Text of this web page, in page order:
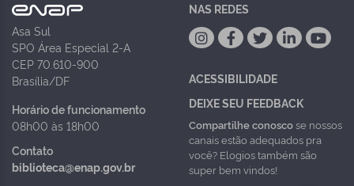
Asa Sul
SPO Área Especial 2-A
CEP 70.610-900
Brasília/DF
Horário de funcionamento
08h00 às 18h00
Contato
biblioteca@enap.gov.br
NAS REDES
ACESSIBILIDADE
DEIXE SEU FEEDBACK
Compartilhe conoscose nossos
canais estão adequados pra
você? Elogios também são
super bem vindos!